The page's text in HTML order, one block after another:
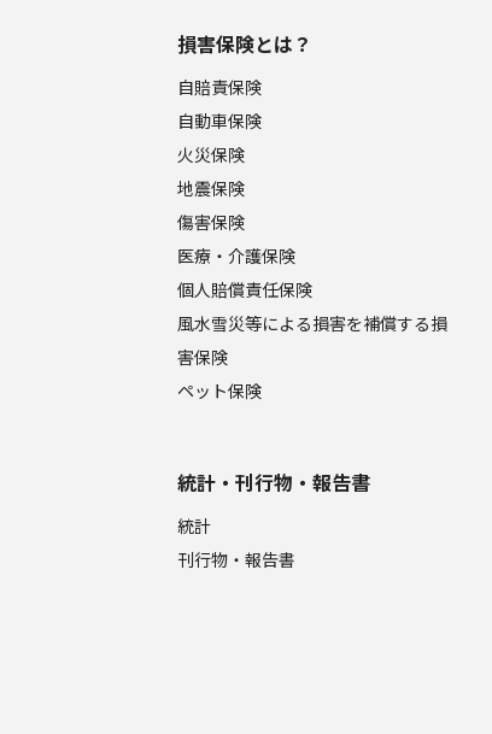
損害保険とは？
自賠責保険
自動車保険
火災保険
地震保険
傷害保険
医療・介護保険
個人賠償責任保険
風水雪災等による損害を補償する損
害保険
ペット保険
統計・刊行物・報告書
統計
刊行物・報告書